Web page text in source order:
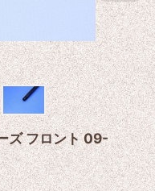
ズ フロント 09-